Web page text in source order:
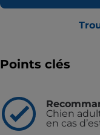
Points clés
Chien
en cas